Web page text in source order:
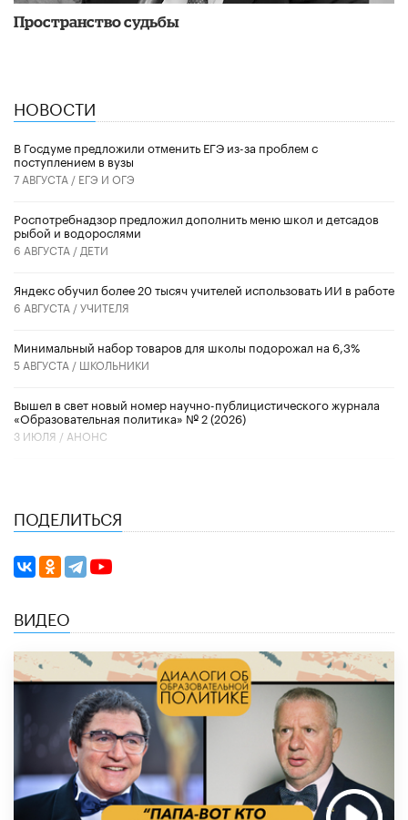
Пространство судьбы
НОВОСТИ
В Госдуме предложили отменить ЕГЭ из-за проблем с
поступлением в вузы
7 АВГУСТА / ЕГЭ И ОГЭ
Роспотребнадзор предложил дополнить меню школ и детсадов
рыбой и водорослями
6 АВГУСТА / ДЕТИ
​Яндекс обучил более 20 тысяч учителей использовать ИИ в работе
6 АВГУСТА /УЧИТЕЛЯ
Минимальный набор товаров для школы подорожал на 6,3%
5 АВГУСТА / ШКОЛЬНИКИ
Вышел в свет новый номер научно-публицистического журнала
«Образовательная политика» № 2 (2026)
3 ИЮЛЯ / АНОНС
ПОДЕЛИТЬСЯ
ВИДЕО